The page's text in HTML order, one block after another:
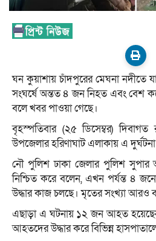
ঘন কুয়াশায় চাঁদপুরের মেঘনা নদীতে
সংঘর্ষে অন্তত ৪ জন নিহত এবং বেশ
বলে খবর পাওয়া গেছে।
বৃহস্পতিবার (২৫ ডিসেম্বর)
উপজেলার হরিণাঘাট এলাকায় এ
নৌ পুলিশ ঢাকা জেলার পুলিশ
নিশ্চিত করে বলেন, এখন পর্যন্ত ৪
উদ্ধার কাজ চলছে। মৃতের সংখ্যা আরও
এছাড়া এ ঘটনায় ১২ জন আহত
আহতদের উদ্ধার করে বিভিন্ন